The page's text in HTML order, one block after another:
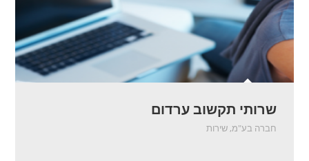
שרותי תקשוב ערדום
חברה בע"מ, שירות